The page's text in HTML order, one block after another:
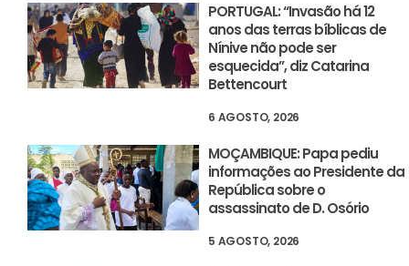
PORTUGAL: “Invasão há 12
anos das terras bíblicas de
Nínive não pode ser
esquecida”, diz Catarina
Bettencourt
6 AGOSTO, 2026
MOÇAMBIQUE: Papa pediu
informações ao Presidente da
República sobre o
assassinato de D. Osório
5 AGOSTO, 2026